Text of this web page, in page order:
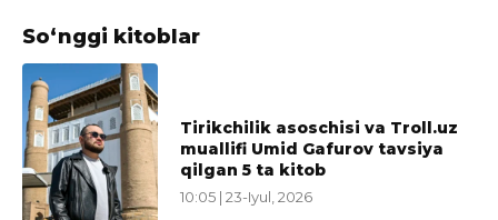
So‘nggi kitoblar
Tirikchilik asoschisi va Troll.uz
muallifi Umid Gafurov tavsiya
qilgan 5 ta kitob
10:05 | 23-Iyul, 2026